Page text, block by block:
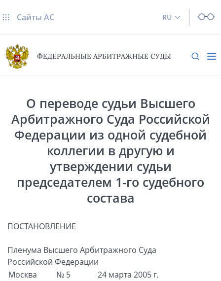
RU
Сайты AC
ФЕДЕРАЛЬНЫЕ АРБИТРАЖНЫЕ СУДЫ
О переводе судьи Высшего
Арбитражного Суда Российской
Федерации из одной судебной
коллегии в другую и
утверждении судьи
председателем 1-го судебного
состава
ПОСТАНОВЛЕНИЕ
Пленума Высшего Арбитражного Суда
Российской Федерации
Москва
№ 5
24 марта 2005 г.